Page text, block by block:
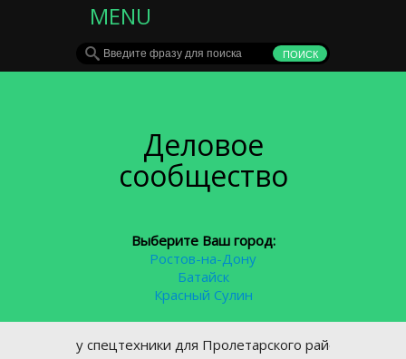
MENU
Деловое
сообщество
Выберите Ваш город:
Ростов-на-Дону
Батайск
Красный Сулин
спецтехники для Пролетарского района Ростовской